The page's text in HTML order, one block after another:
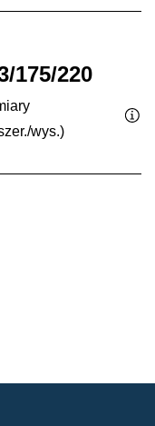
175/220
wys.)